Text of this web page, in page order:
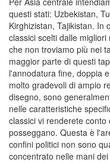
questi stati: Uzbekistan,
Kirghizistan, Tajikistan. In
classici scelti dalle
che non troviamo più nei
maggior parte di questi
l'annodatura fine, doppia
molto gradevoli di ampio
disegno, sono
nelle caratteristiche
classici vi renderete
posseggano. Questa è
confini politici non sono
concentrato nelle mani